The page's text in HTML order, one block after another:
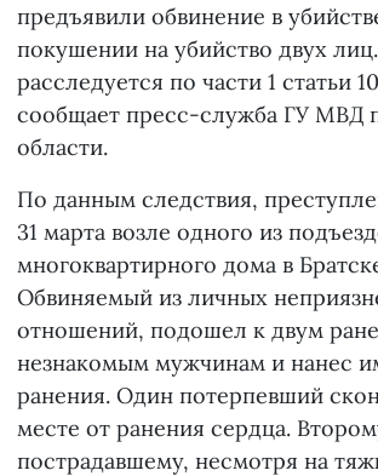
предъявили обвинение в
покушении на убийство двух
расследуется по части 1 статьи
сообщает пресс-служба ГУ МВД
области.
По данным следствия,
31 марта возле одного из
многоквартирного дома в
Обвиняемый из личных
отношений, подошел к двум
незнакомым мужчинам и нанес
ранения. Один потерпевший
месте от ранения сердца.
пострадавшему, несмотря на